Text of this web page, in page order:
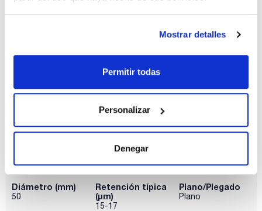
Mostrar detalles
Permitir todas
Personalizar
Denegar
15-17
Referencia
Envase
x 100u
Precio
Disponibilidad
Ver stock
Diámetro (mm)
50
Retención típica
(µm)
15-17
Plano/Plegado
Plano